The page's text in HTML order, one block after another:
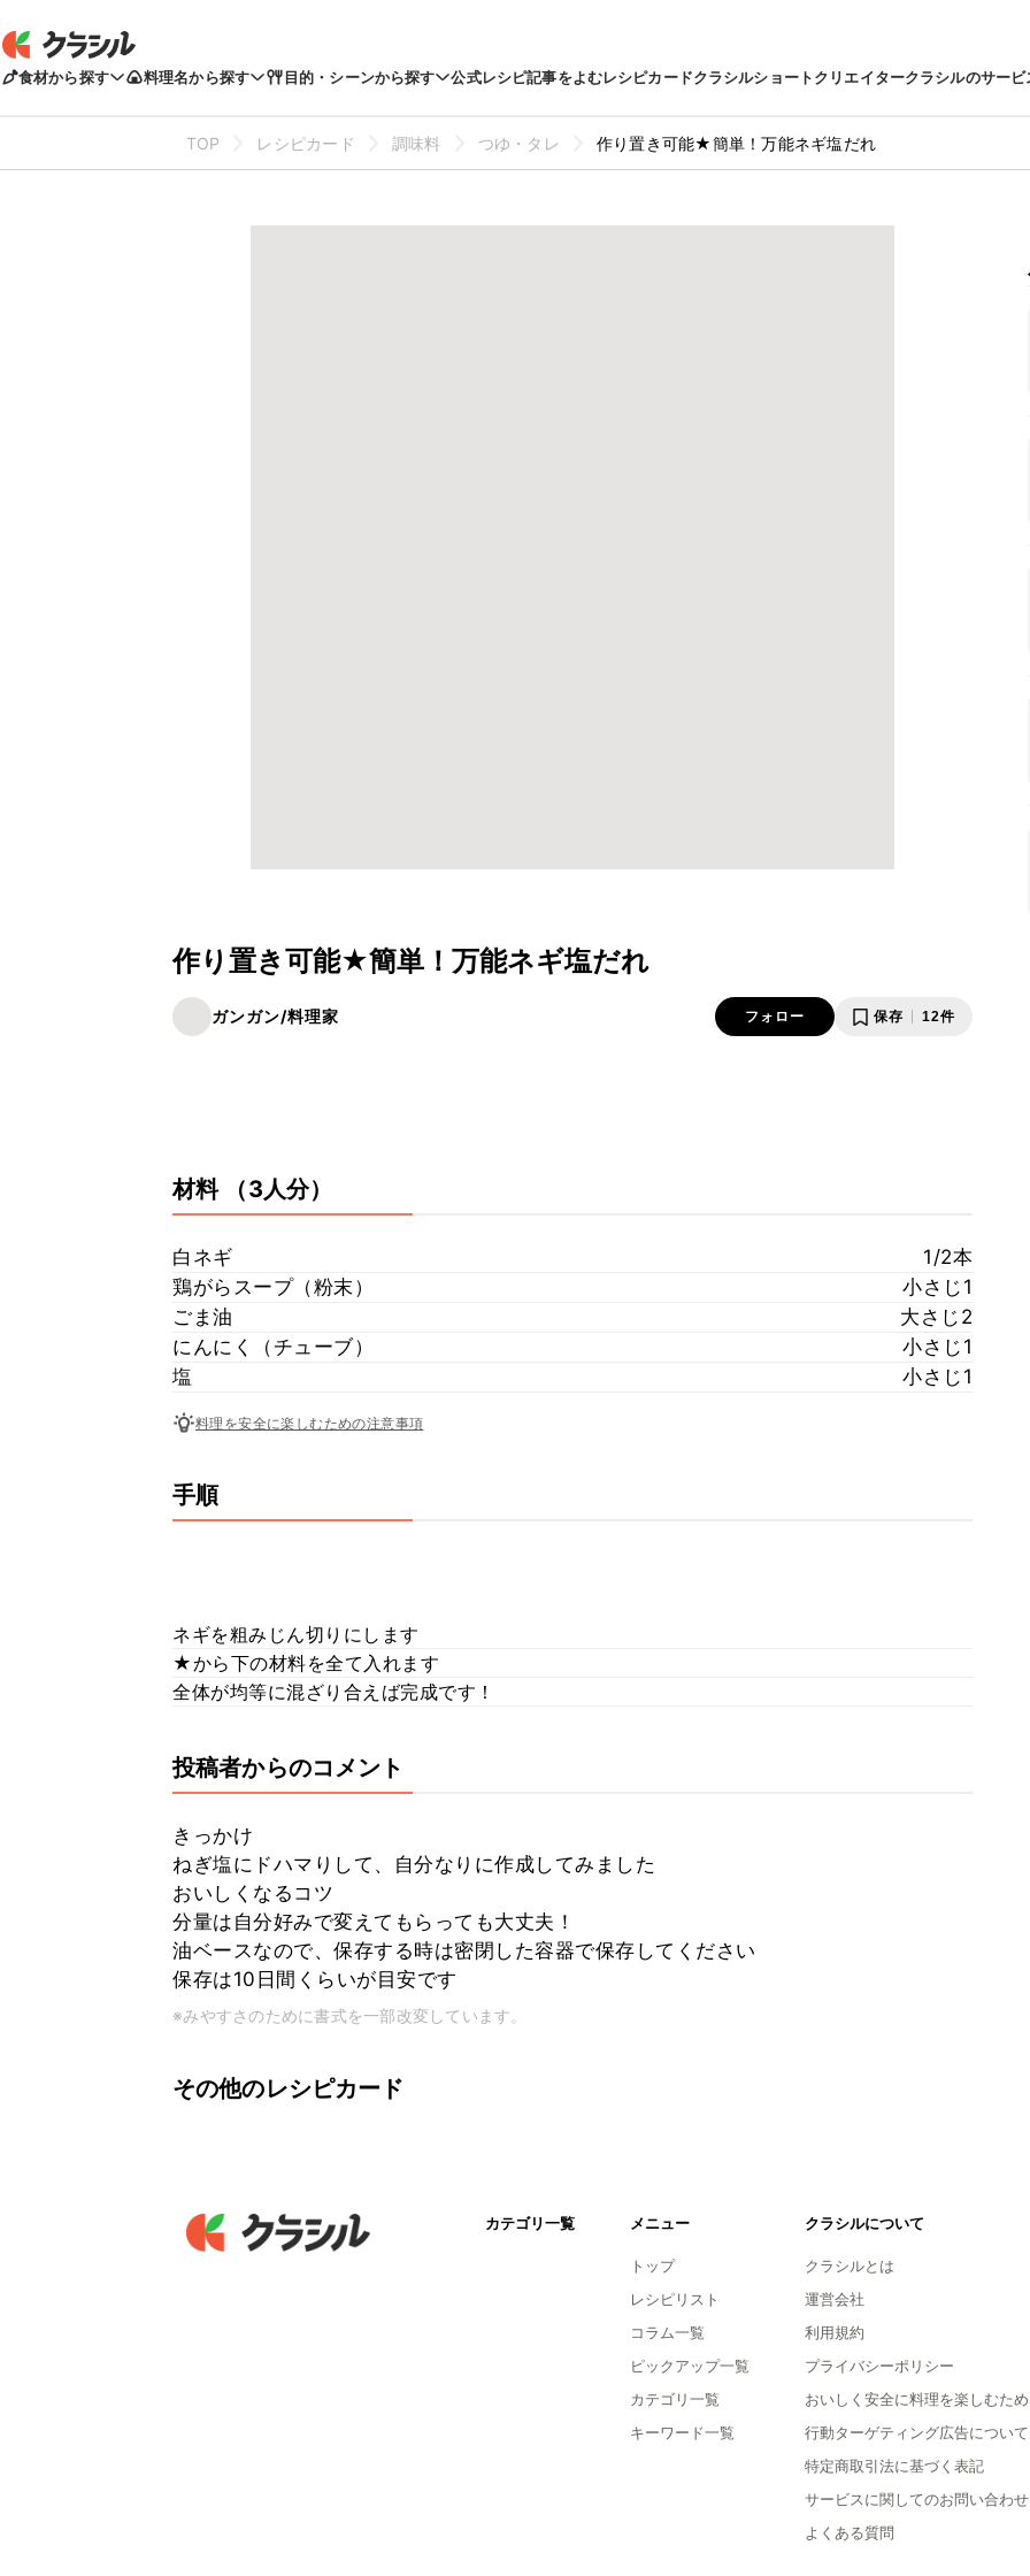
食材から探す 料理名から探す 目的・シーンから探す 公式レシピ記事をよむレシピカードクラシルショートクリエイタークラシルのサービ
TOP レシピカード 調味料 つゆ・タレ 作り置き可能★簡単！万能ネギ塩だれ
作り置き可能★簡単！万能ネギ塩だれ
ガンガン/料理家 フォロー 保存 12件
材料 （3人分）
白ネギ
1/2本
鶏がらスープ（粉末）
小さじ1
ごま油
大さじ2
にんにく（チューブ）
小さじ1
塩
小さじ1
料理を安全に楽しむための注意事項
手順
ネギを粗みじん切りにします
★から下の材料を全て入れます
全体が均等に混ざり合えば完成です！
投稿者からのコメント
きっかけ
ねぎ塩にドハマりして、自分なりに作成してみました
おいしくなるコツ
分量は自分好みで変えてもらっても大丈夫！
油ベースなので、保存する時は密閉した容器で保存してください
保存は10日間くらいが目安です
※みやすさのために書式を一部改変しています。
その他のレシピカード
カテゴリ一覧 メニュー
トップ
レシピリスト
コラム一覧
ピックアップ一覧
カテゴリ一覧
キーワード一覧
クラシルについて
クラシルとは
運営会社
利用規約
プライバシーポリシー
おいしく安全に料理を楽しむため
行動ターゲティング広告について
特定商取引法に基づく表記
サービスに関してのお問い合わせ
よくある質問